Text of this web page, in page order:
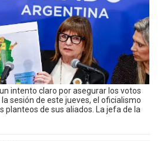
un intento claro por asegurar los votos
sesión de este jueves, el oficialismo
planteos de sus aliados. La jefa de la